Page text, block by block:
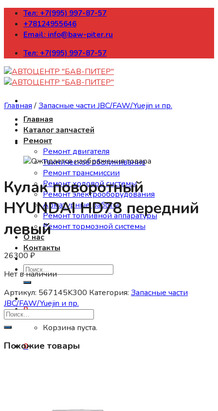
Skip
content
Тел: +7(995) 997-87-57
+78124955646
Email: info@baw-piter.ru
Тел: +7(995) 997-87-57
Главная
Каталог запчастей
Ремонт
Ремонт двигателя
Техническое обслуживание
Ремонт трансмиссии
Ремонт ходовой системы
Ремонт электрооборудования
Арматурные работы
Ремонт топливной аппаратуры
Ремонт тормозной системы
О нас
Контакты
Искать:
0
Корзина пуста.
0
Главная /Запасные части JBC/FAW/Yuejin и пр.
Кулак поворотный
HYUNDAI HD78 передний
левый
26300 ₽
Нет в наличии
Артикул: 567145K300 Категория: Запасные части
JBC/FAW/Yuejin и пр.
Похожие товары